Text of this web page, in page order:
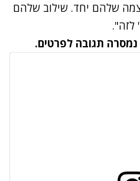
שלהם יחד. שילוב שלהם
לזה".
תגובה לפרטים.